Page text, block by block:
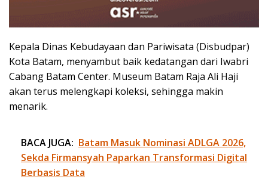
Kepala Dinas Kebudayaan dan Pariwisata (Disbudpar)
Kota Batam, menyambut baik kedatangan dari Iwabri
Cabang Batam Center. Museum Batam Raja Ali Haji
akan terus melengkapi koleksi, sehingga makin
menarik.
BACA JUGA: Batam Masuk Nominasi ADLGA 2026,
Sekda Firmansyah Paparkan Transformasi Digital
Berbasis Data